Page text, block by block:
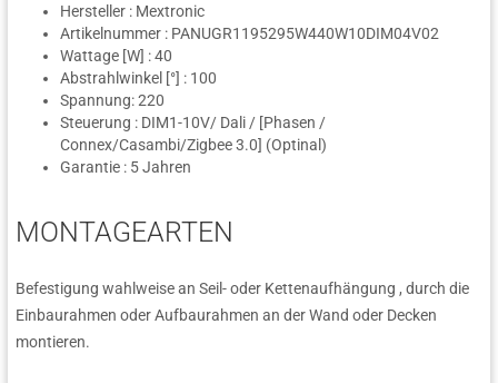
Hersteller : Mextronic
Artikelnummer : PANUGR1195295W440W10DIM04V02
Wattage [W] : 40
Abstrahlwinkel [°] : 100
Spannung: 220
Steuerung : DIM1-10V/ Dali / [Phasen /
Connex/Casambi/Zigbee 3.0] (Optinal)
Garantie : 5 Jahren
MONTAGEARTEN
Befestigung wahlweise an Seil- oder Kettenaufhängung , durch die
Einbaurahmen oder Aufbaurahmen an der Wand oder Decken
montieren.